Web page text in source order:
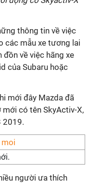
thông tin về việc
các mẫu xe tương lai
về việc hãng xe
của Subaru hoặc
mới đây Mazda đã
có tên SkyActiv-X,
2019.
người ưa thích